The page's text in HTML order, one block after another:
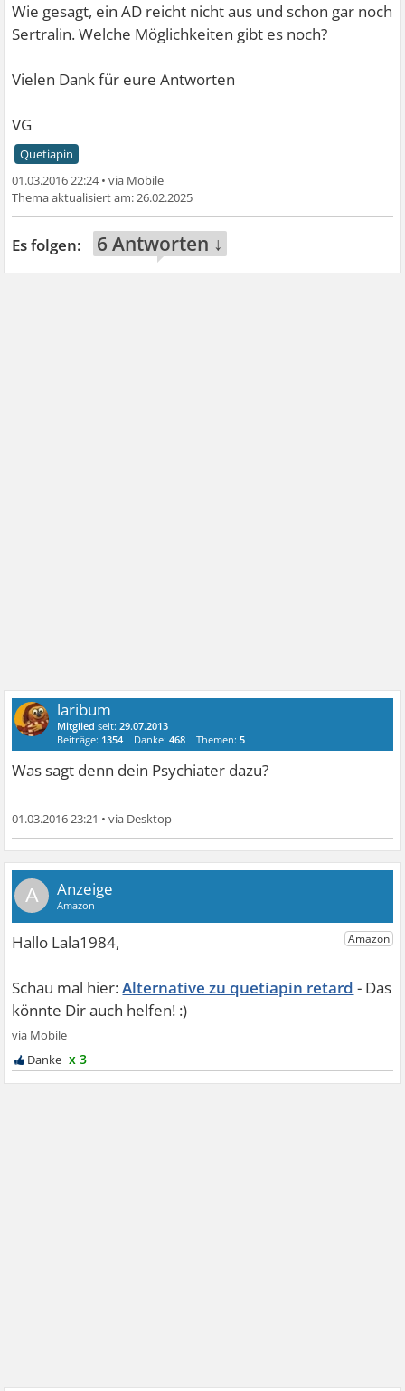
Wie gesagt, ein AD reicht nicht aus und schon gar noch
Sertralin. Welche Möglichkeiten gibt es noch?
Vielen Dank für eure Antworten
VG
Quetiapin
01.03.2016 22:24•
26.02.2025
6 Antworten ↓
laribum
Mitglied seit:29.07.2013
Beiträge: 1354 Danke:468 Themen:5
Was sagt denn dein Psychiater dazu?
01.03.2016 23:21 •
A
Alternative zu quetiapin retard
x 3